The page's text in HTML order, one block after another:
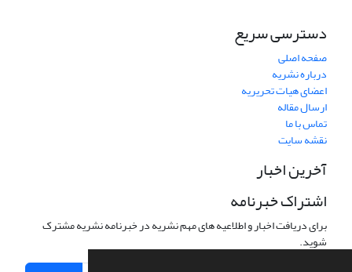
دسترسی سریع
صفحه اصلی
درباره نشریه
اعضای هیات تحریریه
ارسال مقاله
تماس با ما
نقشه سایت
آخرین اخبار
اشتراک خبرنامه
برای دریافت اخبار و اطلاعیه های مهم نشریه در خبرنامه نشریه مشترک
شوید.